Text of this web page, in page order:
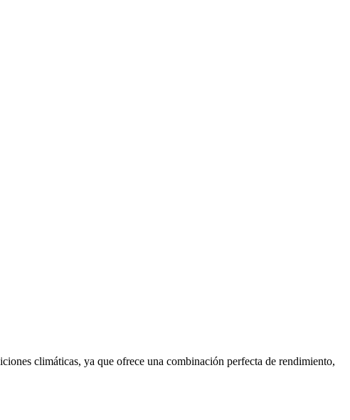
climáticas, ya que ofrece una combinación perfecta de rendimiento,